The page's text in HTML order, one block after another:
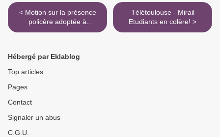
< Motion sur la présence
policère adoptée à
l'unanimité à l'AG des
Télétoulouse - Mirail
Etudiants en colère! >
Hébergé par Eklablog
Top articles
Pages
Contact
Signaler un abus
C.G.U.